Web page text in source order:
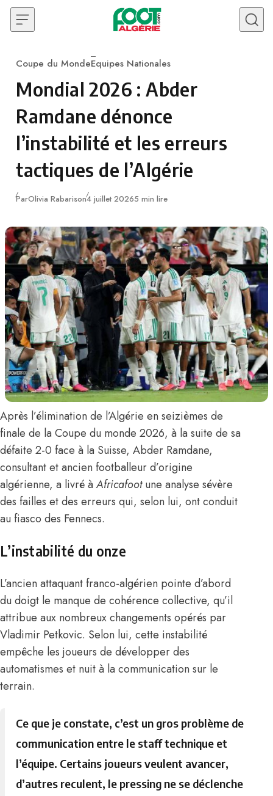
Skip to content
Category
Coupe du MondeEquipes Nationales
Mondial 2026 : Abder
Ramdane dénonce
l’instabilité et les erreurs
tactiques de l’Algérie
ParOlivia RabarisonPublié
4 juillet 20265 min lire
Après l’élimination de l’Algérie en seizièmes de
finale de la Coupe du monde 2026, à la suite de sa
défaite 2-0 face à la Suisse, Abder Ramdane,
consultant et ancien footballeur d’origine
algérienne, a livré àAfricafoot une analyse sévère
des failles et des erreurs qui, selon lui, ont conduit
au fiasco des Fennecs.
L’instabilité du onze
L’ancien attaquant franco-algérien pointe d’abord
du doigt le manque de cohérence collective, qu’il
attribue aux nombreux changements opérés par
Vladimir Petkovic. Selon lui, cette instabilité
empêche les joueurs de développer des
automatismes et nuit à la communication sur le
terrain.
Ce que je constate, c’est un gros problème de
communication entre le staff technique et
l’équipe. Certains joueurs veulent avancer,
d’autres reculent, le pressing ne se déclenche